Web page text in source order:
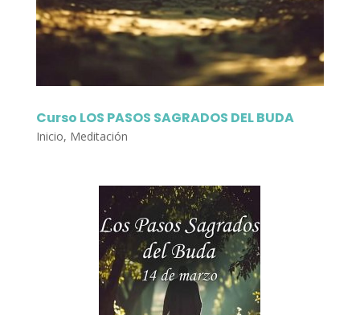
Curso LOS PASOS SAGRADOS DEL BUDA
Inicio, Meditación